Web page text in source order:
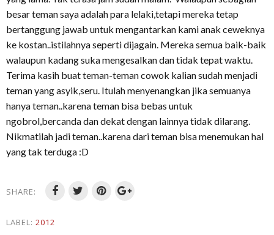
besar teman saya adalah para lelaki,tetapi mereka tetap
bertanggung jawab untuk mengantarkan kami anak ceweknya
ke kostan..istilahnya seperti dijagain. Mereka semua baik-baik
walaupun kadang suka mengesalkan dan tidak tepat waktu.
Terima kasih buat teman-teman cowok kalian sudah menjadi
teman yang asyik,seru. Itulah menyenangkan jika semuanya
hanya teman..karena teman bisa bebas untuk
ngobrol,bercanda dan dekat dengan lainnya tidak dilarang.
Nikmatilah jadi teman..karena dari teman bisa menemukan hal
yang tak terduga :D
SHARE:
LABEL: 2012